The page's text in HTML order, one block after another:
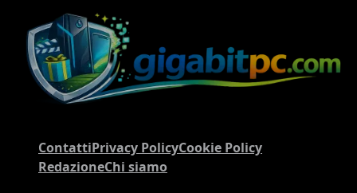
ContattiPrivacy PolicyCookie Policy
RedazioneChi siamo